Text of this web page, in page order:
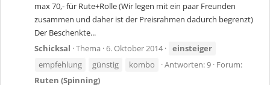
max 70,- für Rute+Rolle (Wir legen mit ein paar Freunden
zusammen und daher ist der Preisrahmen dadurch begrenzt)
Der Beschenkte...
Schicksal Thema 6. Oktober 2014
einsteiger
empfehlung
günstig kombo Antworten: 9 Forum:
Ruten (Spinning)